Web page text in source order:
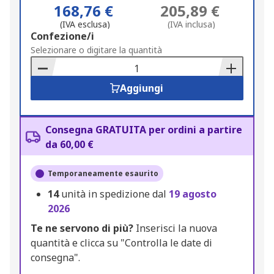
168,76 €
(IVA esclusa)
205,89 €
(IVA inclusa)
Add
to
Basket
Confezione/i
Selezionare o digitare la quantità
Aggiungi
Consegna GRATUITA per ordini a partire
da 60,00 €
Temporaneamente esaurito
14unità in spedizione dal 19 agosto
2026
Te ne servono di più? Inserisci la nuova
quantità e clicca su "Controlla le date di
consegna".